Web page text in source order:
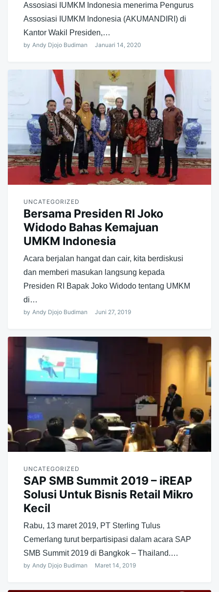
Assosiasi IUMKM Indonesia menerima Pengurus
Assosiasi IUMKM Indonesia (AKUMANDIRI) di
Kantor Wakil Presiden,…
by Andy Djojo Budiman Januari 14, 2020
UNCATEGORIZED
Bersama Presiden RI Joko
Widodo Bahas Kemajuan
UMKM Indonesia
Acara berjalan hangat dan cair, kita berdiskusi
dan memberi masukan langsung kepada
Presiden RI Bapak Joko Widodo tentang UMKM
di…
by Andy Djojo Budiman Juni 27, 2019
UNCATEGORIZED
SAP SMB Summit 2019 – iREAP
Solusi Untuk Bisnis Retail Mikro
Kecil
Rabu, 13 maret 2019, PT Sterling Tulus
Cemerlang turut berpartisipasi dalam acara SAP
SMB Summit 2019 di Bangkok – Thailand.…
by Andy Djojo Budiman Maret 14, 2019